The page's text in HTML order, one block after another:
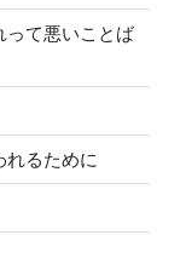
って悪いことば
れるために